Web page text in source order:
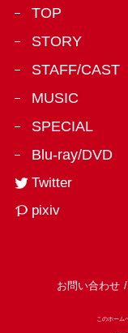
オールプリ